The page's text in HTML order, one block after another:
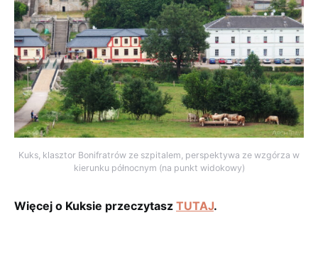
Kuks, klasztor Bonifratrów ze szpitalem, perspektywa ze wzgórza w
kierunku północnym (na punkt widokowy)
Więcej o Kuksie przeczytasz TUTAJ.